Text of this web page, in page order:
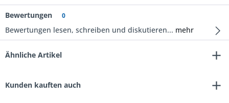
Bewertungen 0
Bewertungen lesen, schreiben und diskutieren... mehr
Ähnliche Artikel
Kunden kauften auch